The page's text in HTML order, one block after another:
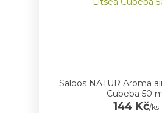
Saloos NATUR Aroma
Cubeba 50
144 Kč/ks